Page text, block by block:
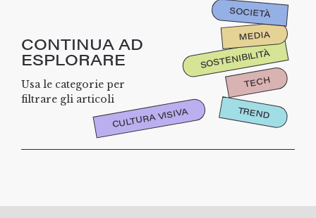
CONTINUA AD
ESPLORARE
Usa le categorie per
filtrare gli articoli
SOSTENIBILITÀ
TECH
MEDIA
CULTURA VISIVA
SOCIETÀ
TREND